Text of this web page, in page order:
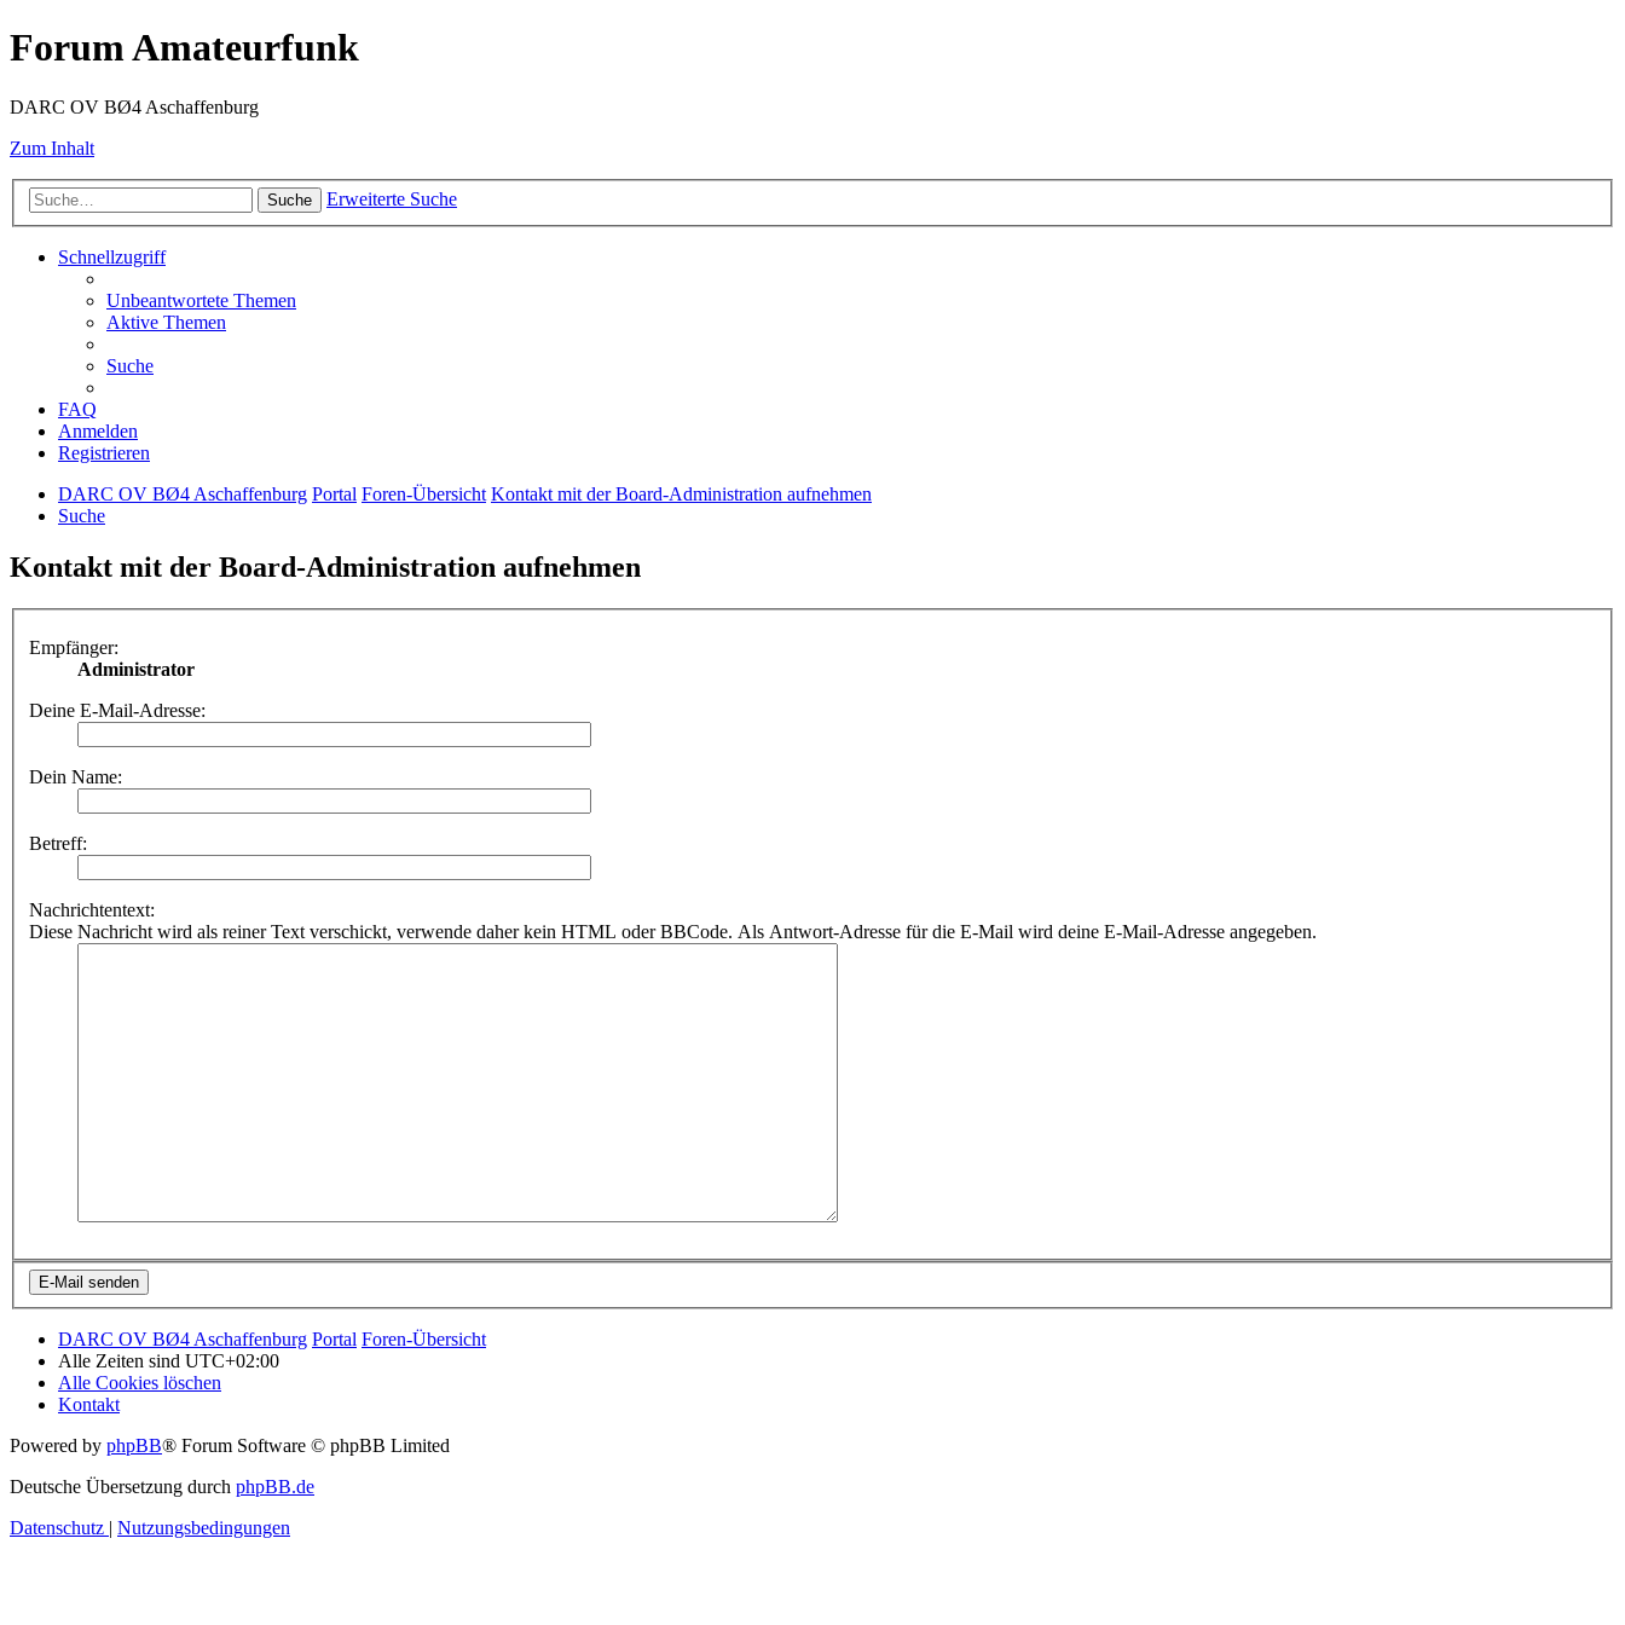
Forum Amateurfunk
DARC OV BØ4 Aschaffenburg
Zum Inhalt
Suche Erweiterte Suche
Schnellzugriff
Unbeantwortete Themen
Aktive Themen
Suche
FAQ
Anmelden
Registrieren
DARC OV BØ4 Aschaffenburg Portal Foren-Übersicht Kontakt mit der Board-Administration aufnehmen
Suche
Kontakt mit der Board-Administration aufnehmen
Empfänger:
Administrator
Deine E-Mail-Adresse:
Dein Name:
Betreff:
Nachrichtentext:
Diese Nachricht wird als reiner Text verschickt, verwende daher kein HTML oder BBCode. Als Antwort-Adresse für die E-Mail wird deine E-Mail-Adresse angegeben.
DARC OV BØ4 Aschaffenburg Portal Foren-Übersicht
Alle Zeiten sind UTC+02:00
Alle Cookies löschen
Kontakt
Powered by phpBB® Forum Software © phpBB Limited
Deutsche Übersetzung durch phpBB.de
Datenschutz
Nutzungsbedingungen